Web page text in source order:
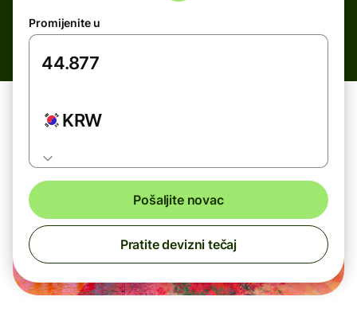
Promijenite u
KRW
Pošaljite novac
Pratite devizni tečaj